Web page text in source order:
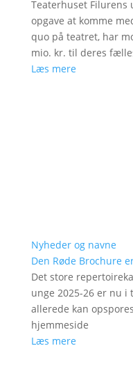
Teaterhuset Filurens
opgave at komme
quo på teatret, har
mio. kr. til deres
Læs mere
Nyheder og navne
Den Røde Brochure
Det store
unge 2025-26 er nu i
allerede kan
hjemmeside
Læs mere